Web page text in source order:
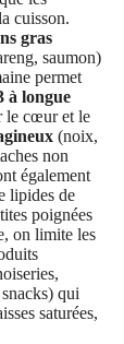
cuisson.
gras
saumon)
permet
à longue
le cœur et le
(noix,
non
également
lipides de
poignées
on limite les
qui
saturées,